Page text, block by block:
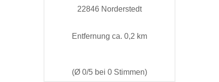
22846 Norderstedt
Entfernung ca. 0,2 km
(Ø 0/5 bei 0 Stimmen)